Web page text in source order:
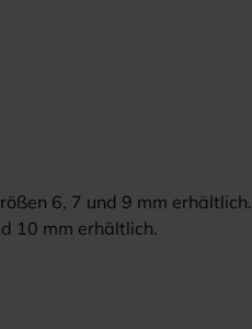
6, 7 und 9 mm erhältlich.
10 mm erhältlich.